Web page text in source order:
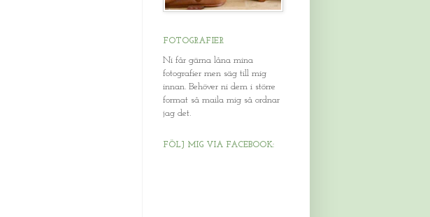
FOTOGRAFIER
Ni får gärna låna mina
fotografier men säg till mig
innan. Behöver ni dem i större
format så maila mig så ordnar
jag det.
FÖLJ MIG VIA FACEBOOK: